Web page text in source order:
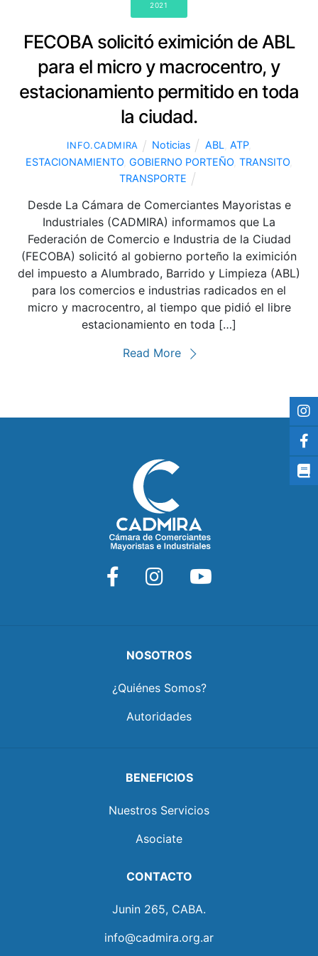
2021
FECOBA solicitó eximición de ABL
para el micro y macrocentro, y
estacionamiento permitido en toda
la ciudad.
INFO.CADMIRA Noticias ABL ATP,
ESTACIONAMIENTO GOBIERNO PORTEÑO TRANSITO
TRANSPORTE
Desde La Cámara de Comerciantes Mayoristas e
Industriales (CADMIRA) informamos que La
Federación de Comercio e Industria de la Ciudad
(FECOBA) solicitó al gobierno porteño la eximición
del impuesto a Alumbrado, Barrido y Limpieza (ABL)
para los comercios e industrias radicados en el
micro y macrocentro, al tiempo que pidió el libre
estacionamiento en toda […]
Read More
NOSOTROS
¿Quiénes Somos?
Autoridades
BENEFICIOS
Nuestros Servicios
Asociate
CONTACTO
Junin 265, CABA.
info@cadmira.org.ar